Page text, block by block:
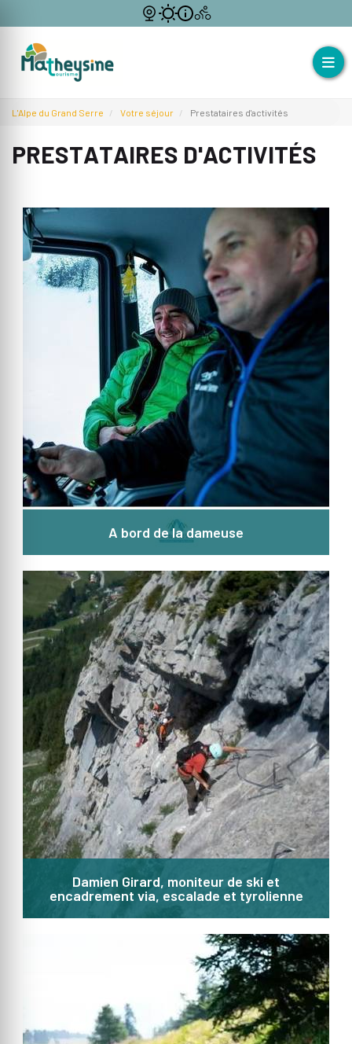
L'Alpe du Grand Serre Votre séjour Prestataires d'activités
PRESTATAIRES D'ACTIVITÉS
A bord de la dameuse
Damien Girard, moniteur de ski et
encadrement via, escalade et tyrolienne